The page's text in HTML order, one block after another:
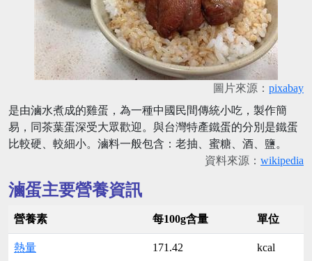
圖片來源： pixabay
是由滷水煮成的雞蛋，為一種中國民間傳統小吃，製作簡
易，同茶葉蛋深受大眾歡迎。與台灣特產鐵蛋的分別是鐵蛋
比較硬、較細小。滷料一般包含：老抽、蜜糖、酒、鹽。
資料來源： wikipedia
滷蛋主要營養資訊
營養素 每100g含量 單位
熱量 171.42 kcal